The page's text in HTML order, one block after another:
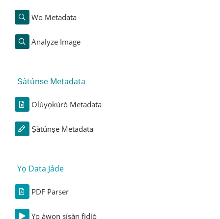
Wo Metadata
Analyze Image
Ṣàtúnṣe Metadata
Olùyọkúrò Metadata
Ṣàtúnṣe Metadata
Yọ Data Jáde
PDF Parser
Yọ àwọn sísàn fidíò